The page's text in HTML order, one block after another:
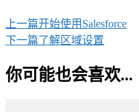
上一篇开始使用Salesforce
下一篇了解区域设置
你可能也会喜欢...